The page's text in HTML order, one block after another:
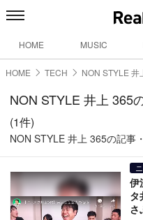
HOME MUSIC
HOME TECH NON STYLE 井
NON STYLE 井上 365
(1件)
NON STYLE 井上 365の記事
伊